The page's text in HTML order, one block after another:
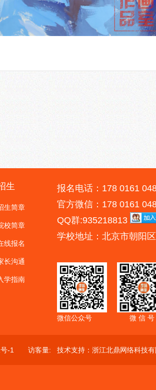
生
生简章
校简章
线报名
长沟通
学指南
报名电话：178 0161
官方微信：178 0161
QQ群:935218813
学校地址：北京市朝阳
微信公众号 微 信 号
-1 访客量: 技术支持： 浙江北鼎网络科技有